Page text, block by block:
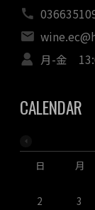
月-金
CALENDAR
日 月
2
3